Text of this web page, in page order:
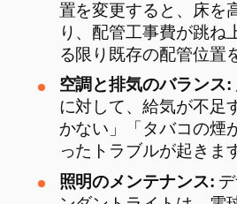
置を変更すると、床を
り、配管工事費が跳ね
る限り既存の配管位置
空調と排気のバランス:
に対して、給気が不足
かない」「タバコの煙
ったトラブルが起きま
照明のメンテナンス: